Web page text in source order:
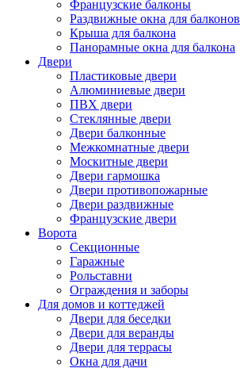
Французские балконы
Раздвижные окна для балконов
Крыша для балкона
Панорамные окна для балкона
Двери
Пластиковые двери
Алюминиевые двери
ПВХ двери
Стеклянные двери
Двери балконные
Межкомнатные двери
Москитные двери
Двери гармошка
Двери противопожарные
Двери раздвижные
Французские двери
Ворота
Секционные
Гаражные
Рольставни
Ограждения и заборы
Для домов и коттеджей
Двери для беседки
Двери для веранды
Двери для террасы
Окна для дачи